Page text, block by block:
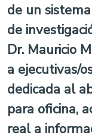
de un
de
Dr. Mauricio
a ejecutivas/
dedicada al
para oficina,
real a